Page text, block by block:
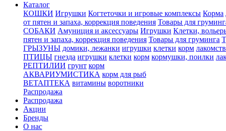
Каталог
КОШКИ Игрушки Когтеточки и игровые комплексы Корма
от пятен и запаха, коррекция поведения Товары для
СОБАКИ Амуниция и аксессуары Игрушки Клетки,
пятен и запаха, коррекция поведения Товары для груминга
ГРЫЗУНЫ домики, лежанки игрушки клетки корм
ПТИЦЫ гнезда игрушки клетки корм кормушки, поилки
РЕПТИЛИИ грунт корм
АКВАРИУМИСТИКА корм для рыб
ВЕТАПТЕКА витамины воротники
Распродажа
Распродажа
Акции
Бренды
О нас